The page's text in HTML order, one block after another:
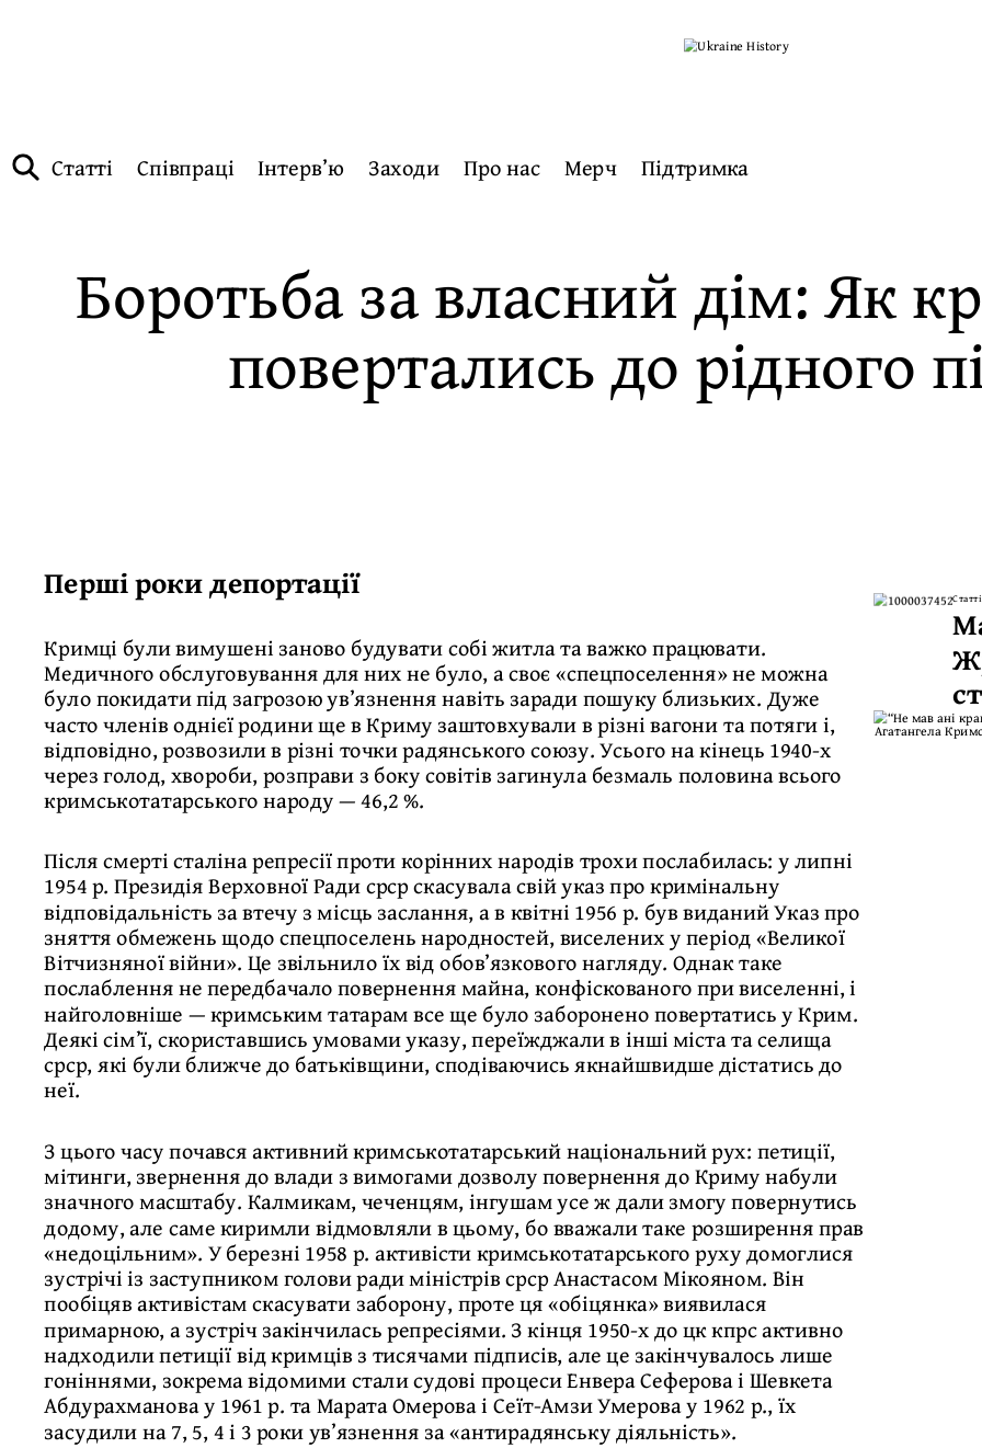
Статті Співпраці Інтерв’ю Заходи Про нас Мерч Підтримка
Боротьба за власний дім: Як
повертались до рідного
Перші роки депортації
Кримці були вимушені заново будувати собі житла та важко працювати.
Медичного обслуговування для них не було, а своє «спецпоселення» не можна
було покидати під загрозою ув’язнення навіть заради пошуку близьких. Дуже
часто членів однієї родини ще в Криму заштовхували в різні вагони та потяги і,
відповідно, розвозили в різні точки радянського союзу. Усього на кінець 1940-х
через голод, хвороби, розправи з боку совітів загинула безмаль половина всього
кримськотатарського народу — 46,2 %.
Після смерті сталіна репресії проти корінних народів трохи послабилась: у липні
1954 р. Президія Верховної Ради срср скасувала свій указ про кримінальну
відповідальність за втечу з місць заслання, а в квітні 1956 р. був виданий Указ про
зняття обмежень щодо спецпоселень народностей, виселених у період «Великої
Вітчизняної війни». Це звільнило їх від обов’язкового нагляду. Однак таке
послаблення не передбачало повернення майна, конфіскованого при виселенні, і
найголовніше — кримським татарам все ще було заборонено повертатись у Крим.
Деякі сім’ї, скориставшись умовами указу, переїжджали в інші міста та селища
срср, які були ближче до батьківщини, сподіваючись якнайшвидше дістатись до
неї.
З цього часу почався активний кримськотатарський національний рух: петиції,
мітинги, звернення до влади з вимогами дозволу повернення до Криму набули
значного масштабу. Калмикам, чеченцям, інгушам усе ж дали змогу повернутись
додому, але саме киримли відмовляли в цьому, бо вважали таке розширення прав
«недоцільним». У березні 1958 р. активісти кримськотатарського руху домоглися
зустрічі із заступником голови ради міністрів срср Анастасом Мікояном. Він
пообіцяв активістам скасувати заборону, проте ця «обіцянка» виявилася
примарною, а зустріч закінчилась репресіями. З кінця 1950-х до цк кпрс активно
надходили петиції від кримців з тисячами підписів, але це закінчувалось лише
гоніннями, зокрема відомими стали судові процеси Енвера Сеферова і Шевкета
Абдурахманова у 1961 р. та Марата Омерова і Сеїт-Амзи Умерова у 1962 р., їх
засудили на 7, 5, 4 і 3 роки ув’язнення за «антирадянську діяльність».
Статті